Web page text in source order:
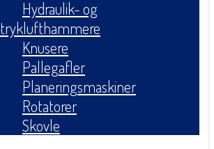
Hydraulik- og
tryklufthammere
Knusere
Pallegafler
Planeringsmaskiner
Rotatorer
Skovle